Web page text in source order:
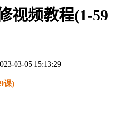
视频教程(1-59
03-05 15:13:29
课)